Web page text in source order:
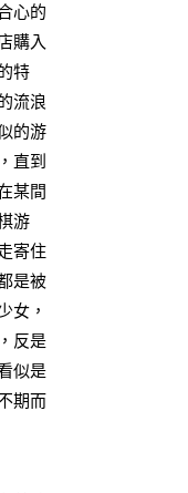
心的
購入
特
流浪
的游
直到
某間
游
寄住
是被
女，
反是
似是
期而